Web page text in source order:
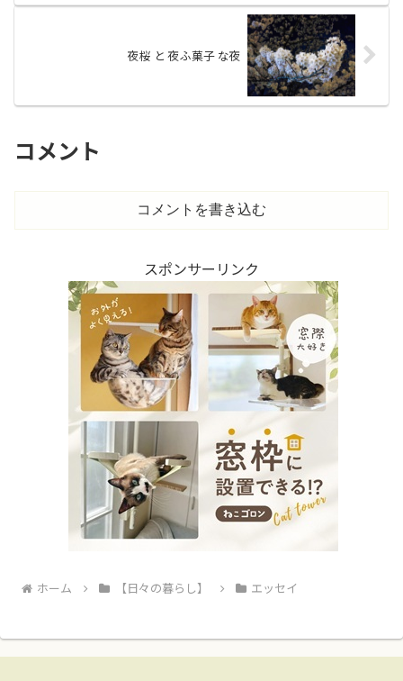
夜桜 と 夜ふ菓子 な夜
コメント
コメントを書き込む
スポンサーリンク
ホーム 【日々の暮らし】 エッセイ